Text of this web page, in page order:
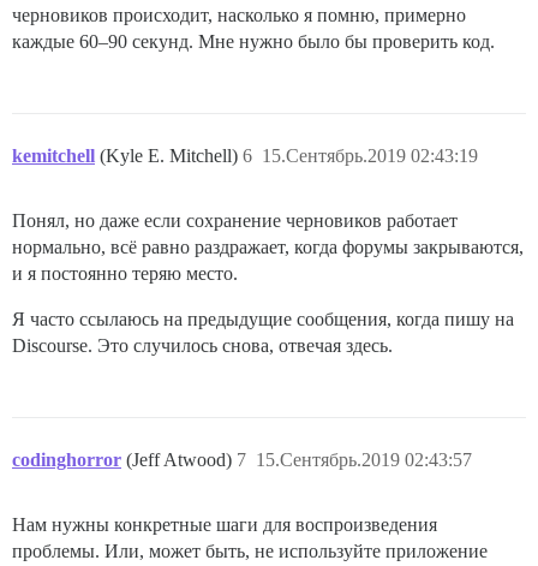
черновиков происходит, насколько я помню, примерно
каждые 60–90 секунд. Мне нужно было бы проверить код.
kemitchell (Kyle E. Mitchell) 15.Сентябрь.2019 02:43:19
6
Понял, но даже если сохранение черновиков работает
нормально, всё равно раздражает, когда форумы закрываются,
и я постоянно теряю место.
Я часто ссылаюсь на предыдущие сообщения, когда пишу на
Discourse. Это случилось снова, отвечая здесь.
codinghorror (Jeff Atwood) 15.Сентябрь.2019 02:43:57
7
Нам нужны конкретные шаги для воспроизведения
проблемы. Или, может быть, не используйте приложение